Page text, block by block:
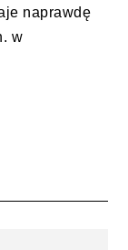
naprawdę
w